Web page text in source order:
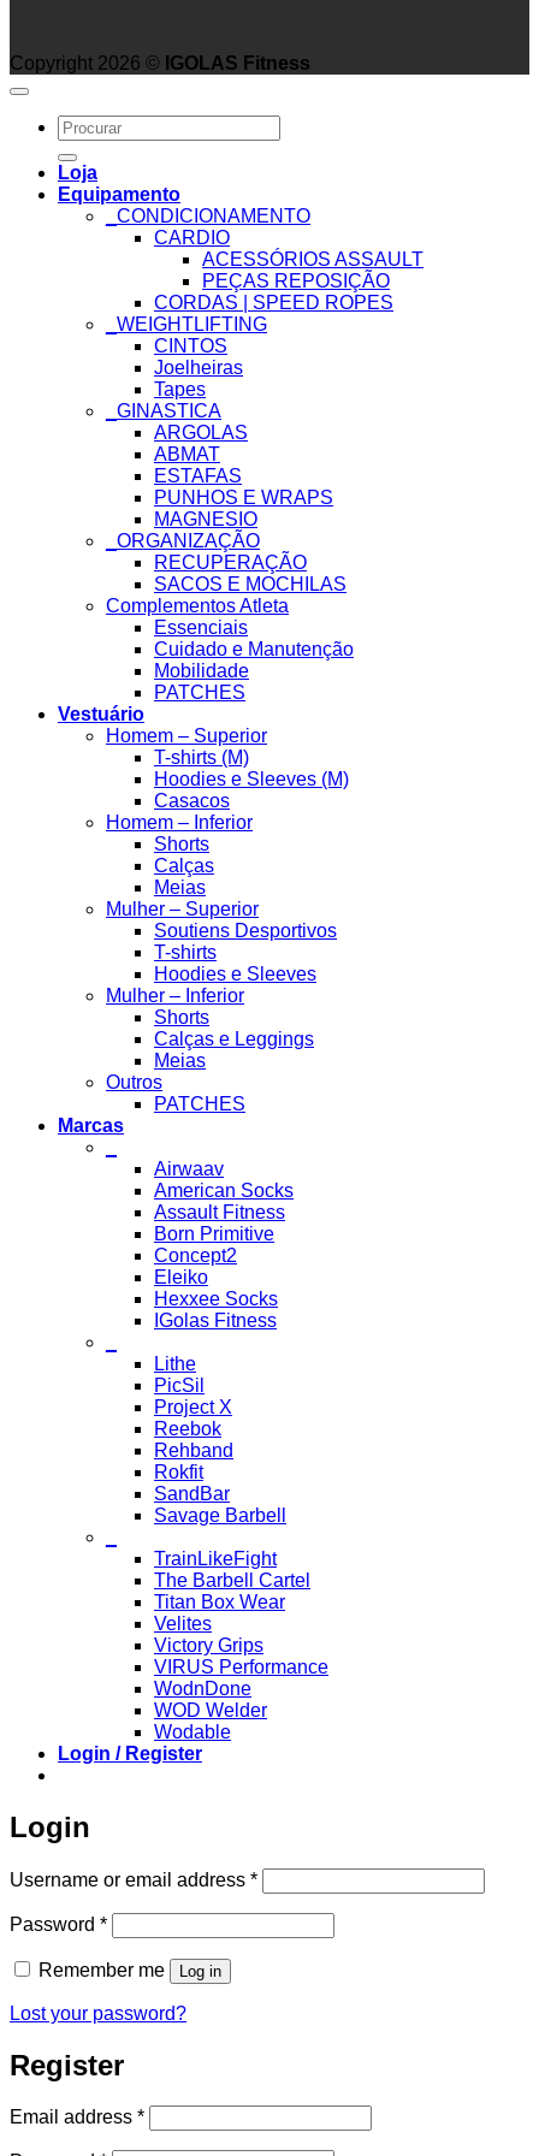
Copyright 2026 © IGOLAS Fitness
Search
for:
Loja
Equipamento
_CONDICIONAMENTO
CARDIO
ACESSÓRIOS ASSAULT
PEÇAS REPOSIÇÃO
CORDAS | SPEED ROPES
_WEIGHTLIFTING
CINTOS
Joelheiras
Tapes
_GINASTICA
ARGOLAS
ABMAT
ESTAFAS
PUNHOS E WRAPS
MAGNESIO
_ORGANIZAÇÃO
RECUPERAÇÃO
SACOS E MOCHILAS
Complementos Atleta
Essenciais
Cuidado e Manutenção
Mobilidade
PATCHES
Vestuário
Homem – Superior
T-shirts (M)
Hoodies e Sleeves (M)
Casacos
Homem – Inferior
Shorts
Calças
Meias
Mulher – Superior
Soutiens Desportivos
T-shirts
Hoodies e Sleeves
Mulher – Inferior
Shorts
Calças e Leggings
Meias
Outros
PATCHES
Marcas
Airwaav
American Socks
Assault Fitness
Born Primitive
Concept2
Eleiko
Hexxee Socks
IGolas Fitness
Lithe
PicSil
Project X
Reebok
Rehband
Rokfit
SandBar
Savage Barbell
TrainLikeFight
The Barbell Cartel
Titan Box Wear
Velites
Victory Grips
VIRUS Performance
WodnDone
WOD Welder
Wodable
Login / Register
Login
Username or email address *Required
Password *Required
Remember me Log in
Lost your password?
Register
Email address *Required